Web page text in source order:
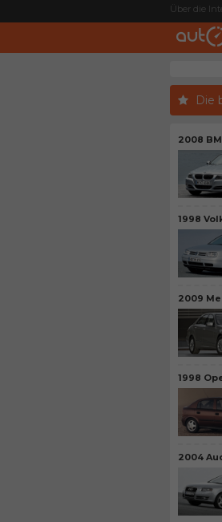
Über die
Die
2008
1998
2009
1998
2004